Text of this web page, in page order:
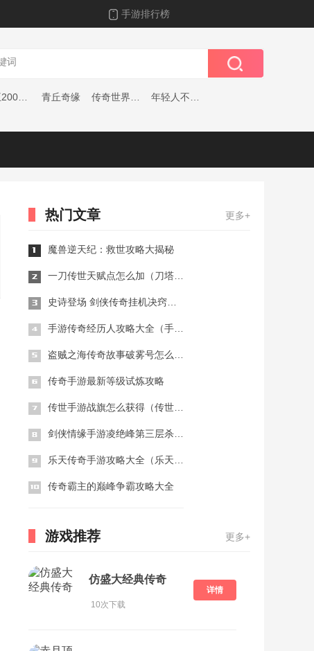
手游排行榜
青丘奇缘
热门文章 更多+
魔兽逆天纪：救世攻略大揭秘
传奇手游最新等级试炼攻略
传奇霸主的巅峰争霸攻略大全
游戏推荐 更多+
仿盛大经典传奇
10次下载
详情